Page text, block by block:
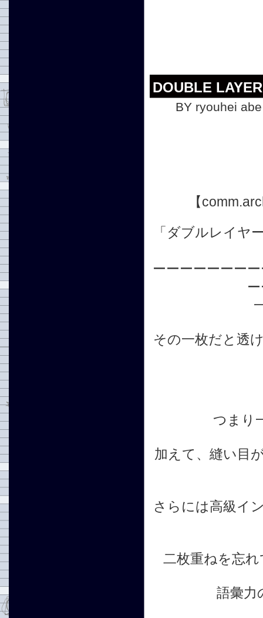
DOUBLE
BY ryouhei
【
「ダブルレイヤ
ーーーーーーー
その一枚だと透
つまり
加えて、縫い目
さらには高級イ
二枚重ねを忘
語彙力